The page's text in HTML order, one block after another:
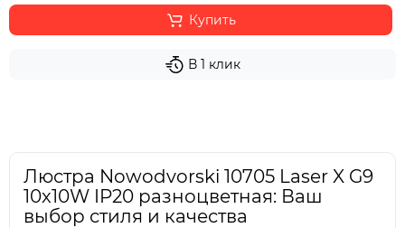
Купить
В 1 клик
Люстра Nowodvorski 10705 Laser X G9
10x10W IP20 разноцветная: Ваш
выбор стиля и качества